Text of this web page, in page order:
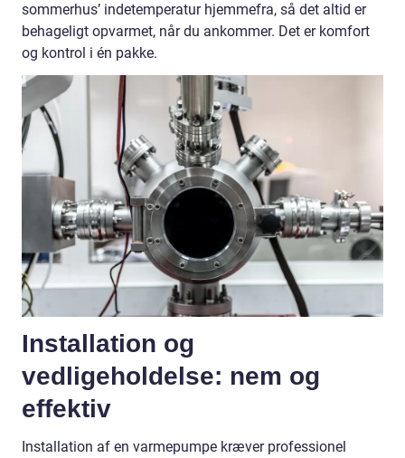
sommerhus’ indetemperatur hjemmefra, så det altid er
behageligt opvarmet, når du ankommer. Det er komfort
og kontrol i én pakke.
Installation og
vedligeholdelse: nem og
effektiv
Installation af en varmepumpe kræver professionel